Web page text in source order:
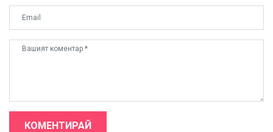
КОМЕНТИРАЙ